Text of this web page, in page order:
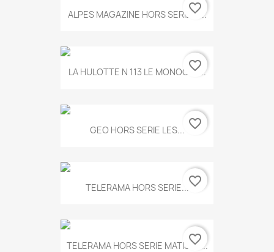
ALPES MAGAZINE HORS SERIE N...
favorite_border
LA HULOTTE N 113 LE MONOCLE...
favorite_border
GEO HORS SERIE LES... favorite_border
TELERAMA HORS SERIE...favorite_border
TELERAMA HORS SERIE MATISSE...
favorite_border